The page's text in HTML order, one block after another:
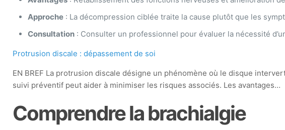
Approche : La décompression ciblée traite la cause plutôt que les
Consultation : Consulter un professionnel pour évaluer la nécessité
Protrusion discale : dépassement de soi
EN BREF La protrusion discale désigne un phénomène où le disque
suivi préventif peut aider à minimiser les risques associés. Les avantages…
Comprendre la brachialgie